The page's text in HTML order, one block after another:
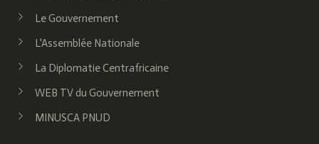
Le Gouvernement
L'Assemblée Nationale
La Diplomatie Centrafricaine
WEB TV du Gouvernement
MINUSCA PNUD